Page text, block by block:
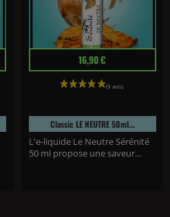
Prix 16,90 €
Classic LE NEUTRE 50ml...
L'e-liquide Le Neutre Sérénité
50 ml propose une saveur...